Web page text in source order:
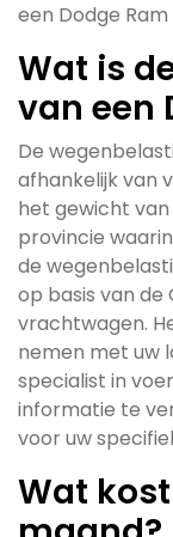
een Dodge
Wat is
van een
De
afhankelijk van
het gewicht
provincie
de
op basis van
vrachtwagen.
nemen met uw
specialist in
informatie te
voor uw
Wat